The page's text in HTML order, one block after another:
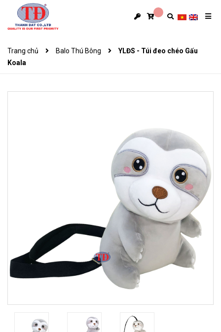
Trang chủ Balo Thú Bông
YLĐS - Túi đeo chéo Gấu
Koala